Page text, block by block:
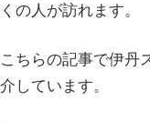
くの人が訪れます。
こちらの記事で伊丹
介しています。